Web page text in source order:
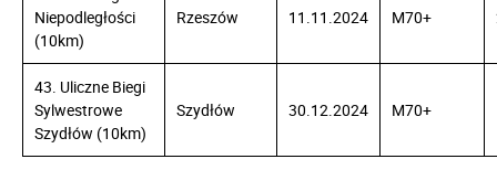
Niepodległości
(10km)
Rzeszów 11.11.2024 M70+
43. Uliczne Biegi
Sylwestrowe
Szydłów (10km)
Szydłów 30.12.2024 M70+